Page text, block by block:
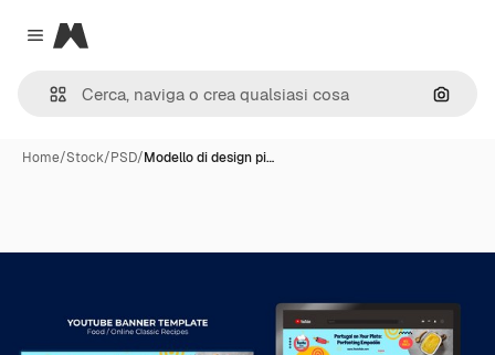
Close menu
Magnific
Cerca
Home/Stock/PSD/Modello di design pi…